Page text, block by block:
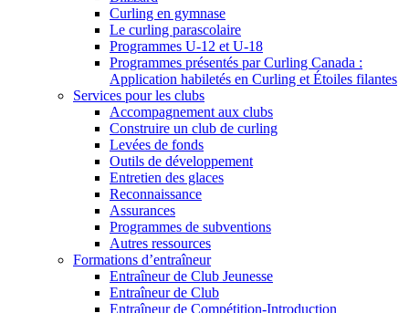
Curling en gymnase
Le curling parascolaire
Programmes U-12 et U-18
Programmes présentés par Curling Canada :
Application habiletés en Curling et Étoiles filantes
Services pour les clubs
Accompagnement aux clubs
Construire un club de curling
Levées de fonds
Outils de développement
Entretien des glaces
Reconnaissance
Assurances
Programmes de subventions
Autres ressources
Formations d’entraîneur
Entraîneur de Club Jeunesse
Entraîneur de Club
Entraîneur de Compétition-Introduction